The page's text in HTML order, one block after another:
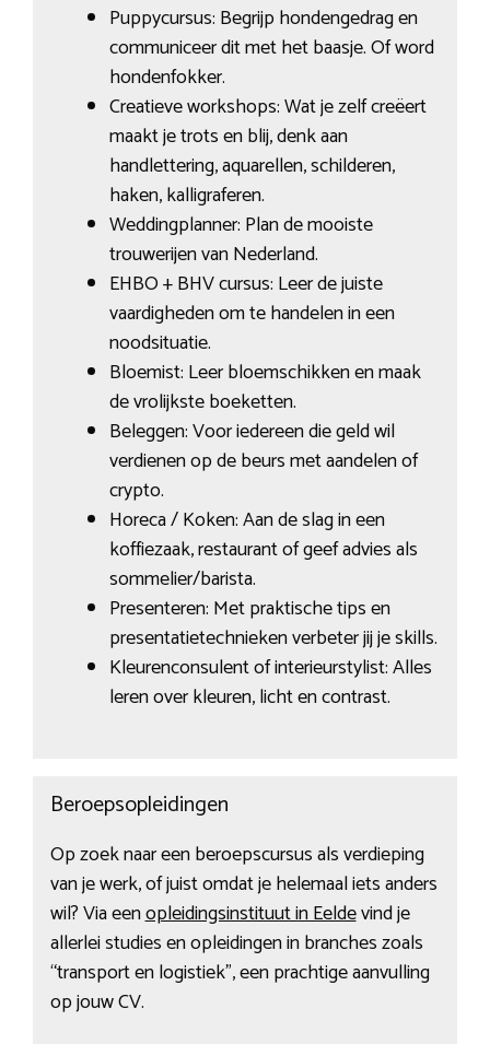
Puppycursus: Begrijp hondengedrag en
communiceer dit met het baasje. Of word
hondenfokker.
Creatieve workshops: Wat je zelf creëert
maakt je trots en blij, denk aan
handlettering, aquarellen, schilderen,
haken, kalligraferen.
Weddingplanner: Plan de mooiste
trouwerijen van Nederland.
EHBO + BHV cursus: Leer de juiste
vaardigheden om te handelen in een
noodsituatie.
Bloemist: Leer bloemschikken en maak
de vrolijkste boeketten.
Beleggen: Voor iedereen die geld wil
verdienen op de beurs met aandelen of
crypto.
Horeca / Koken: Aan de slag in een
koffiezaak, restaurant of geef advies als
sommelier/barista.
Presenteren: Met praktische tips en
presentatietechnieken verbeter jij je skills.
Kleurenconsulent of interieurstylist: Alles
leren over kleuren, licht en contrast.
Beroepsopleidingen
Op zoek naar een beroepscursus als verdieping
van je werk, of juist omdat je helemaal iets anders
wil? Via eenopleidingsinstituut in Eeldevind je
allerlei studies en opleidingen in branches zoals
“transport en logistiek”, een prachtige aanvulling
op jouw CV.